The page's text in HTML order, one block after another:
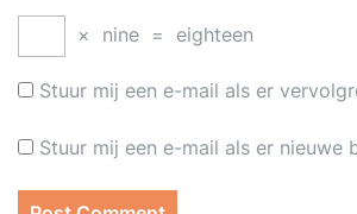
× nine = eighteen
Stuur mij een e-mail als er
Stuur mij een e-mail als er nieuwe